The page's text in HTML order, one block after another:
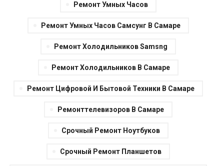
Ремонт Умных Часов
Ремонт Умных Часов Самсунг В Самаре
Ремонт Холодильников Samsng
Ремонт Холодильников В Самаре
Ремонт Цифровой И Бытовой Техники В Самаре
Ремонттелевизоров В Самаре
Срочный Ремонт Ноутбуков
Срочный Ремонт Планшетов